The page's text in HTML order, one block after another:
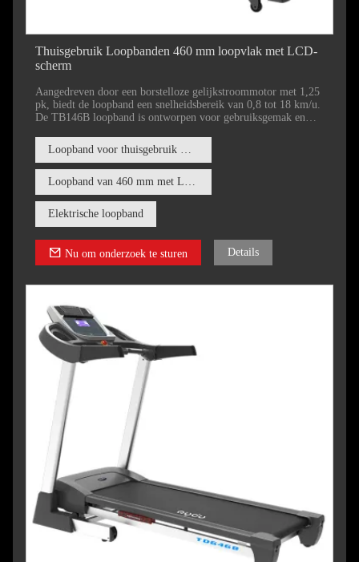
Thuisgebruik Loopbanden 460 mm loopvlak met LCD-
scherm
Aangedreven door een borstelloze gelijkstroommotor met 1,25
pk, biedt de loopband een snelheidsbereik van 0,8 tot 18 km/u.
De TB146B loopband is ontworpen voor gebruiksgemak en
worden opgevouwen tot een compact formaat van
1554*770*244MM, waardoor het ruimtebesparend is voor
opslag wanneer het niet in gebruik is.
Elektrische loopband
Nu om onderzoek te sturen Details